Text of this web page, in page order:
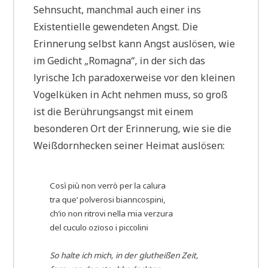
Sehnsucht, manchmal auch einer ins
Existentielle gewendeten Angst. Die
Erinnerung selbst kann Angst auslösen, wie
im Gedicht „Romagna“, in der sich das
lyrische Ich paradoxerweise vor den kleinen
Vogelküken in Acht nehmen muss, so groß
ist die Berührungsangst mit einem
besonderen Ort der Erinnerung, wie sie die
Weißdornhecken seiner Heimat auslösen:
Così più non verrò per la calura
tra que‘ polverosi bianncospini,
ch’io non ritrovi nella mia verzura
del cuculo ozïoso i piccolini
So halte ich mich, in der glutheißen Zeit,